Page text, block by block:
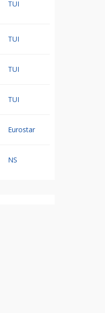
TUI
TUI
TUI
TUI
Eurostar
NS